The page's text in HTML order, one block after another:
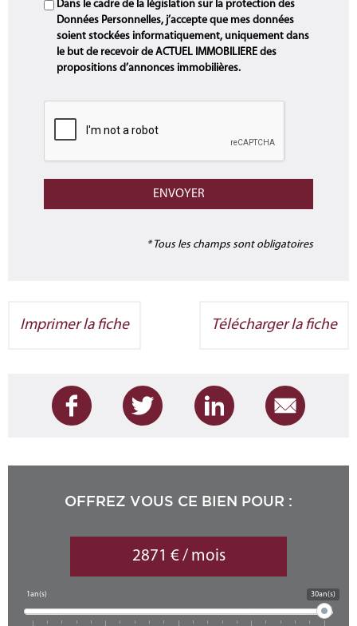
Dans le cadre de la législation sur la protection des
Données Personnelles, j’accepte que mes données
soient stockées informatiquement, uniquement dans
le but de recevoir de ACTUEL IMMOBILIERE des
propositions d’annonces immobilières.
* Tous les champs sont obligatoires
Imprimer la fiche Télécharger la fiche
OFFREZ VOUS CE BIEN POUR :
2871 € / mois
1an(s) 30an(s)